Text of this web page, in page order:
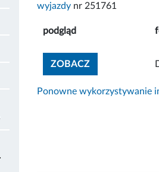
wyjazdy nr 251761
podgląd
ZOBACZZOBACZ
Ponowne wykorzystywanie